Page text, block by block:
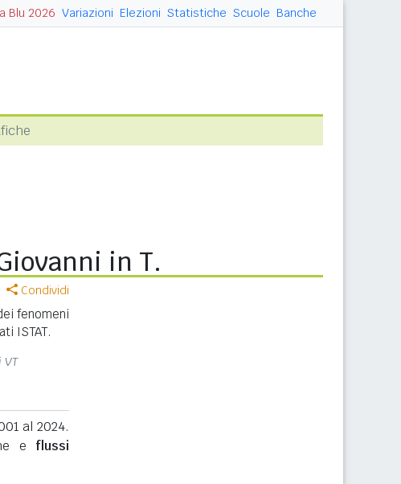
Blu 2026 Variazioni Elezioni Statistiche Scuole Banche
in T.
Condividi
fenomeni
ISTAT.
VT
al 2024.
e flussi